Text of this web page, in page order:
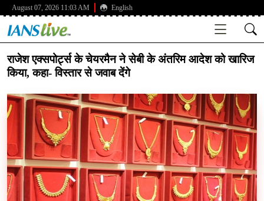
August 07, 2026 11:03 AM English
राजेश एक्सपोर्ट्स के चेयरमैन ने सेबी के अंतरिम आदेश को खारिज
किया, कहा- विस्तार से जवाब देंगे